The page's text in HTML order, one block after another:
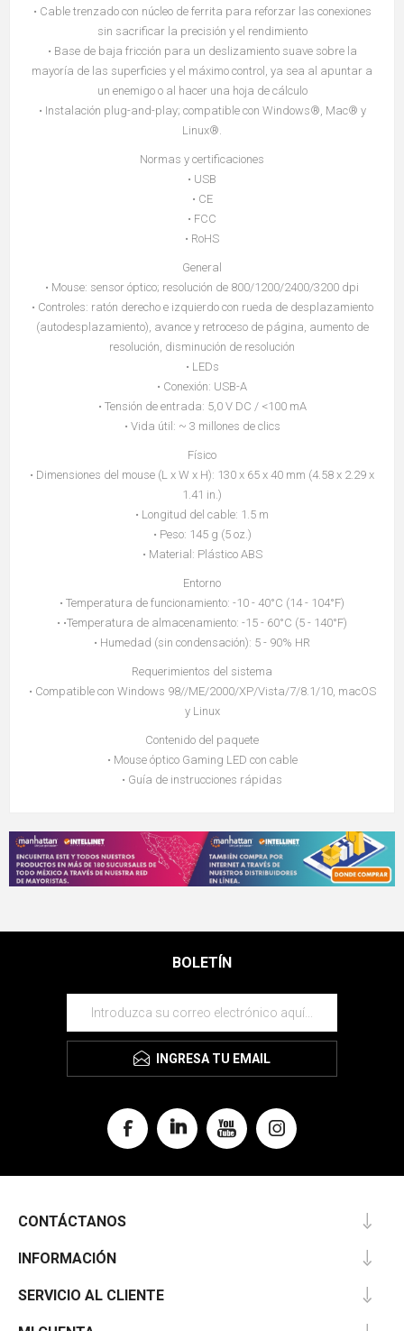
• Cable trenzado con núcleo de ferrita para reforzar las conexiones
sin sacrificar la precisión y el rendimiento
• Base de baja fricción para un deslizamiento suave sobre la
mayoría de las superficies y el máximo control, ya sea al apuntar a
un enemigo o al hacer una hoja de cálculo
• Instalación plug-and-play; compatible con Windows®, Mac® y
Linux®.
Normas y certificaciones
• USB
• CE
• FCC
• RoHS
General
• Mouse: sensor óptico; resolución de 800/1200/2400/3200 dpi
• Controles: ratón derecho e izquierdo con rueda de desplazamiento
(autodesplazamiento), avance y retroceso de página, aumento de
resolución, disminución de resolución
• LEDs
• Conexión: USB-A
• Tensión de entrada: 5,0 V DC / <100 mA
• Vida útil: ~ 3 millones de clics
Físico
• Dimensiones del mouse (L x W x H): 130 x 65 x 40 mm (4.58 x 2.29 x
1.41 in.)
• Longitud del cable: 1.5 m
• Peso: 145 g (5 oz.)
• Material: Plástico ABS
Entorno
• Temperatura de funcionamiento: -10 - 40°C (14 - 104°F)
• •Temperatura de almacenamiento: -15 - 60°C (5 - 140°F)
• Humedad (sin condensación): 5 - 90% HR
Requerimientos del sistema
• Compatible con Windows 98//ME/2000/XP/Vista/7/8.1/10, macOS
y Linux
Contenido del paquete
• Mouse óptico Gaming LED con cable
• Guía de instrucciones rápidas
BOLETÍN
INGRESA TU EMAIL
CONTÁCTANOS
INFORMACIÓN
SERVICIO AL CLIENTE